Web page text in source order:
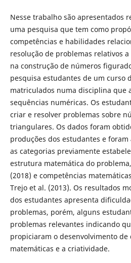
Nesse trabalho são apresentados
uma pesquisa que tem como
competências e habilidades
resolução de problemas relativos
na construção de números
pesquisa estudantes de um curso
matriculados numa disciplina que
sequências numéricas. Os
criar e resolver problemas sobre
triangulares. Os dados foram
produções dos estudantes e
as categorias previamente
estrutura matemática do
(2018) e competências
Trejo et al. (2013). Os resultados
dos estudantes apresenta
problemas, porém, alguns
problemas relevantes indicando
propiciaram o desenvolvimento de
matemáticas e a criatividade.